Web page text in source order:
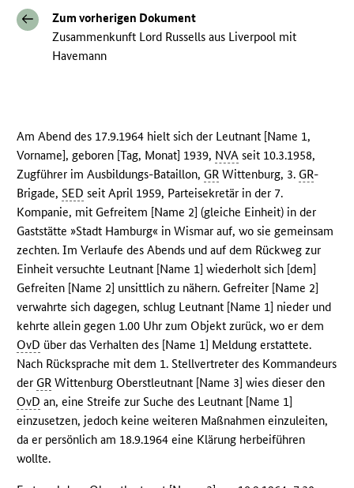
Zum vorherigen Dokument
Zusammenkunft Lord Russells aus Liverpool mit
Havemann
Am Abend des 17.9.1964 hielt sich der Leutnant [Name 1,
Vorname], geboren [Tag, Monat] 1939, NVA seit 10.3.1958,
Zugführer im Ausbildungs-Bataillon, GR Wittenburg, 3. GR-
Brigade,SED seit April 1959, Parteisekretär in der 7.
Kompanie, mit Gefreitem [Name 2] (gleiche Einheit) in der
Gaststätte »Stadt Hamburg« in Wismar auf, wo sie gemeinsam
zechten. Im Verlaufe des Abends und auf dem Rückweg zur
Einheit versuchte Leutnant [Name 1] wiederholt sich [dem]
Gefreiten [Name 2] unsittlich zu nähern. Gefreiter [Name 2]
verwahrte sich dagegen, schlug Leutnant [Name 1] nieder und
kehrte allein gegen 1.00 Uhr zum Objekt zurück, wo er dem
OvD über das Verhalten des [Name 1] Meldung erstattete.
Nach Rücksprache mit dem 1. Stellvertreter des Kommandeurs
der GR Wittenburg Oberstleutnant [Name 3] wies dieser den
OvD an, eine Streife zur Suche des Leutnant [Name 1]
einzusetzen, jedoch keine weiteren Maßnahmen einzuleiten,
da er persönlich am 18.9.1964 eine Klärung herbeiführen
wollte.